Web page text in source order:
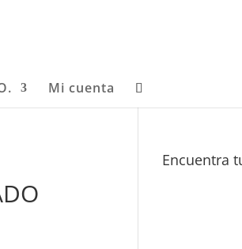
Mi cuenta
Encuentra